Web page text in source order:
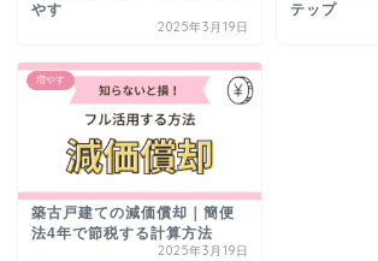
やす
2025年3月19日
テップ
増やす
築古戸建ての減価償却｜簡便
法4年で節税する計算方法
2025年3月19日